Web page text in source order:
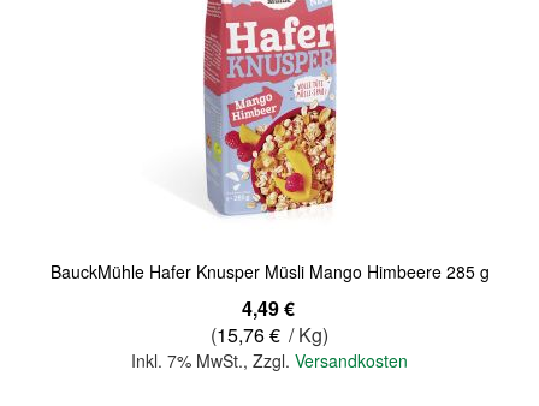
BauckMühle Hafer Knusper Müsli Mango Himbeere 285 g
4,49 €
(15,76 € / Kg)
Inkl. 7% MwSt., Zzgl. Versandkosten